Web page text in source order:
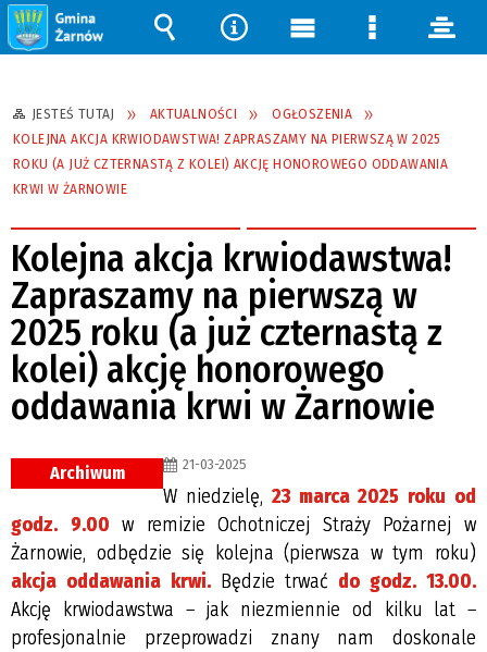
JESTEŚ TUTAJ AKTUALNOŚCI
OGŁOSZENIA
KOLEJNA AKCJA KRWIODAWSTWA! ZAPRASZAMY NA PIERWSZĄ W 2025
ROKU (A JUŻ CZTERNASTĄ Z KOLEI) AKCJĘ HONOROWEGO ODDAWANIA
KRWI W ŻARNOWIE
Kolejna akcja krwiodawstwa!
Zapraszamy na pierwszą w
2025 roku (a już czternastą z
kolei) akcję honorowego
oddawania krwi w Żarnowie
Archiwum 21-03-2025
W niedzielę, 23 marca 2025 roku od
godz. 9.00 w remizie Ochotniczej Straży Pożarnej w
Żarnowie, odbędzie się kolejna (pierwsza w tym roku)
akcja oddawania krwi. Będzie trwać do godz. 13.00.
Akcję krwiodawstwa – jak niezmiennie od kilku lat –
profesjonalnie przeprowadzi znany nam doskonale
Wyszukiwarka
Narzędzia
Menu Menu panel